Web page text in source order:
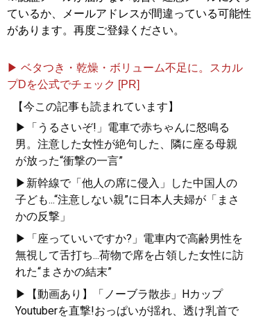
ているか、メールアドレスが間違っている可能性
があります。再度ご登録ください。
▶ ベタつき・乾燥・ボリューム不足に。スカル
プDを公式でチェック [PR]
【今この記事も読まれています】
▶「うるさいぞ!」電車で赤ちゃんに怒鳴る
男。注意した女性が絶句した、隣に座る母親
が放った“衝撃の一言”
▶新幹線で「他人の席に侵入」した中国人の
子ども...“注意しない親”に日本人夫婦が「まさ
かの反撃」
▶「座っていいですか?」電車内で高齢男性を
無視して舌打ち...荷物で席を占領した女性に訪
れた“まさかの結末”
▶【動画あり】「ノーブラ散歩」Hカップ
Youtuberを直撃!おっぱいが揺れ、透け乳首で